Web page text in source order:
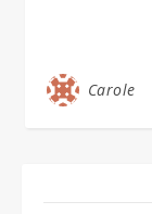
Carole